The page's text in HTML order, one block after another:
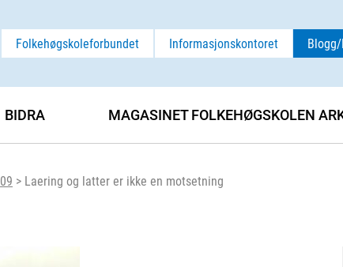
Folkehøgskoleforbundet Informasjonskontoret
09 > Laering og latter er ikke en motsetning
BIDRA MAGASINET FOLKEHØGSKOLEN